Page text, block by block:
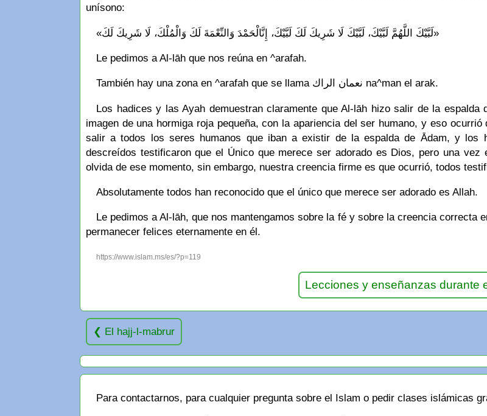
unísono:
«لَبَّيْكَ اللَّهُمَّ لَبَّيْكَ، لَبَّيْكَ لَا شَرِيكَ لَكَ لَبَّيْكَ، إِنَّالْحَمْدَ وَالنِّعْمَةَ لَكَ وَالْمُلْكَ، لَا شَرِيكَ لَكَ»
Le pedimos a Al-lāh que nos reúna en ^arafah.
También hay una zona en ^arafah que se llama نعمان الراك na^man el arak.
Los hadices y las Ayah demuestran claramente que Al-lāh hizo salir de la
imagen de una hormiga roja pequeña, con la apariencia del ser humano, y eso
salir a todos los seres humanos que iban a existir de la espalda de Ādam, y
descreídos testificaron que el Único que merece ser adorado es Dios, pero una
olvida de ese momento, sin embargo, nuestra creencia firme es que ocurrió, todos
Absolutamente todos han reconocido que el único que merece ser adorado es Allah.
Le pedimos a Al-lāh, que nos mantengamos sobre la fé y sobre la creencia correcta
permanecer felices eternamente en él.
https://www.islam.ms/es/?p=119
Lecciones y enseñanzas durante
El hajj-l-mabrur
Para contactarnos, para cualquier pregunta sobre el Islam o pedir clases islámicas